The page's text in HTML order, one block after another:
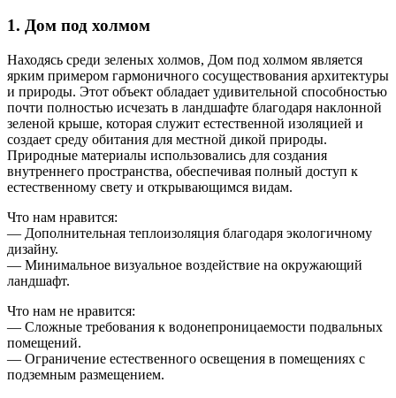
1. Дом под холмом
Находясь среди зеленых холмов, Дом под холмом является
ярким примером гармоничного сосуществования архитектуры
и природы. Этот объект обладает удивительной способностью
почти полностью исчезать в ландшафте благодаря наклонной
зеленой крыше, которая служит естественной изоляцией и
создает среду обитания для местной дикой природы.
Природные материалы использовались для создания
внутреннего пространства, обеспечивая полный доступ к
естественному свету и открывающимся видам.
Что нам нравится:
— Дополнительная теплоизоляция благодаря экологичному
дизайну.
— Минимальное визуальное воздействие на окружающий
ландшафт.
Что нам не нравится:
— Сложные требования к водонепроницаемости подвальных
помещений.
— Ограничение естественного освещения в помещениях с
подземным размещением.